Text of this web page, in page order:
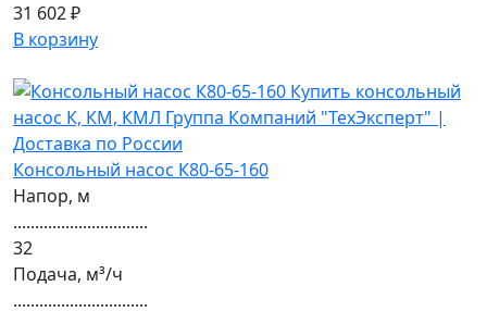
31 602 ₽
В корзину
Консольный насос К80-65-160
Напор, м
...............................
32
Подача, м³/ч
...............................